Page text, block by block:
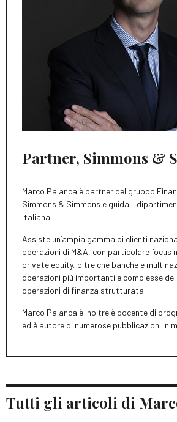
Partner, Simmons &
Marco Palanca è partner del gruppo
Simmons & Simmons e guida il
italiana.
Assiste un’ampia gamma di clienti
operazioni di M&A, con particolare focus
private equity, oltre che banche e
operazioni più importanti e complesse
operazioni di finanza strutturata.
Marco Palanca è inoltre è docente di
ed è autore di numerose pubblicazioni in
Tutti gli articoli di